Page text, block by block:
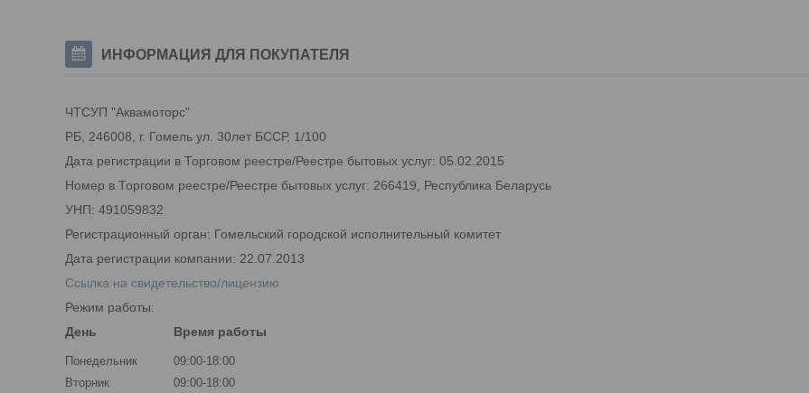
ИНФОРМАЦИЯ ДЛЯ ПОКУПАТЕЛЯ
ЧТСУП "Аквамоторс"
РБ, 246008, г. Гомель ул. 30лет БССР, 1/100
Дата регистрации в Торговом реестре/Реестре бытовых услуг: 05.02.2015
Номер в Торговом реестре/Реестре бытовых услуг: 266419, Республика Беларусь
УНП: 491059832
Регистрационный орган: Гомельский городской исполнительный комитет
Дата регистрации компании: 22.07.2013
Ссылка на свидетельство/лицензию
Режим работы:
День
Время работы
Понедельник
09:00-18:00
Вторник
09:00-18:00